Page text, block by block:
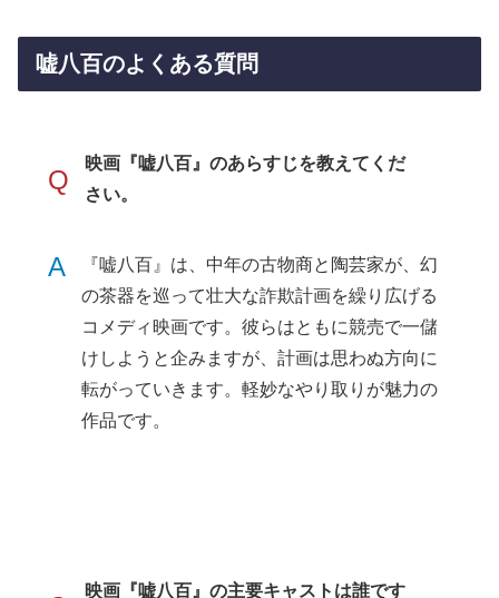
嘘八百のよくある質問
Q
映画『嘘八百』のあらすじを教えてくだ
さい。
A
『嘘八百』は、中年の古物商と陶芸家が、幻
の茶器を巡って壮大な詐欺計画を繰り広げる
コメディ映画です。彼らはともに競売で一儲
けしようと企みますが、計画は思わぬ方向に
転がっていきます。軽妙なやり取りが魅力の
作品です。
映画『嘘八百』の主要キャストは誰です